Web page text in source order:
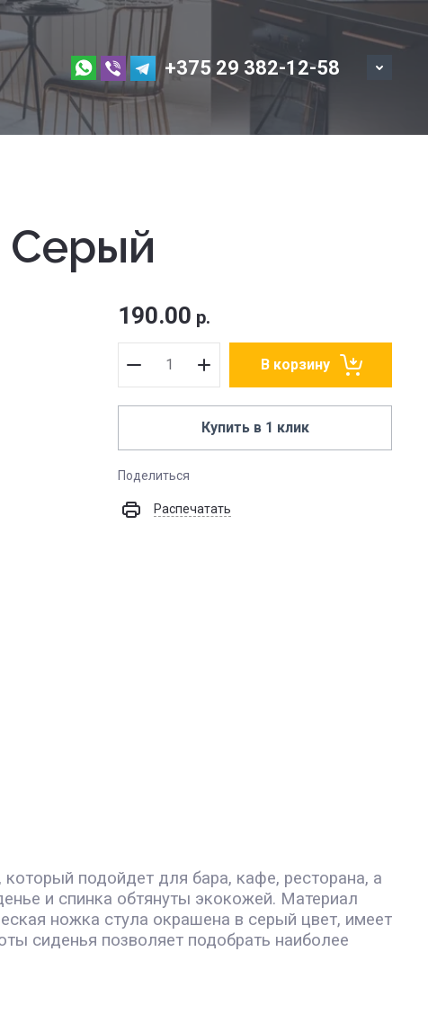
+375 29 382-12-58
Серый
190.00 р.
В корзину
Купить в 1 клик
Поделиться
Распечатать
подойдет для бара, кафе, ресторана, а
и спинка обтянуты экокожей. Материал
ножка стула окрашена в серый цвет, имеет
сиденья позволяет подобрать наиболее